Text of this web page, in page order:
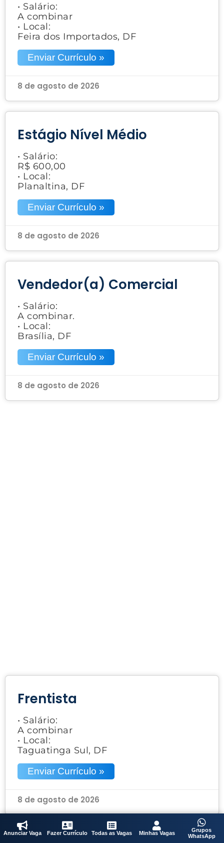
• Salário:
A combinar
• Local:
Feira dos Importados, DF
Enviar Currículo »
8 de agosto de 2026
Estágio Nível Médio
• Salário:
R$ 600,00
• Local:
Planaltina, DF
Enviar Currículo »
8 de agosto de 2026
Vendedor(a) Comercial
• Salário:
A combinar.
• Local:
Brasília, DF
Enviar Currículo »
8 de agosto de 2026
Frentista
• Salário:
A combinar
• Local:
Taguatinga Sul, DF
Enviar Currículo »
8 de agosto de 2026
Anunciar Vaga Fazer Currículo Todas as Vagas Minhas Vagas
Grupos
WhatsApp